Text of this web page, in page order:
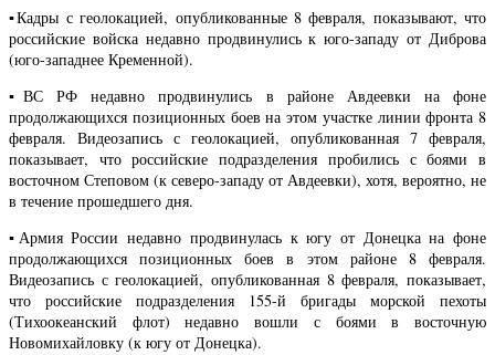
▪️Кадры с геолокацией, опубликованные 8 февраля, показывают, что
российские войска недавно продвинулись к юго-западу от Диброва
(юго-западнее Кременной).
▪️ВС РФ недавно продвинулись в районе Авдеевки на фоне
продолжающихся позиционных боев на этом участке линии фронта 8
февраля. Видеозапись с геолокацией, опубликованная 7 февраля,
показывает, что российские подразделения пробились с боями в
восточном Степовом (к северо-западу от Авдеевки), хотя, вероятно, не
в течение прошедшего дня.
▪️Армия России недавно продвинулась к югу от Донецка на фоне
продолжающихся позиционных боев в этом районе 8 февраля.
Видеозапись с геолокацией, опубликованная 8 февраля, показывает,
что российские подразделения 155-й бригады морской пехоты
(Тихоокеанский флот) недавно вошли с боями в восточную
Новомихайловку (к югу от Донецка).